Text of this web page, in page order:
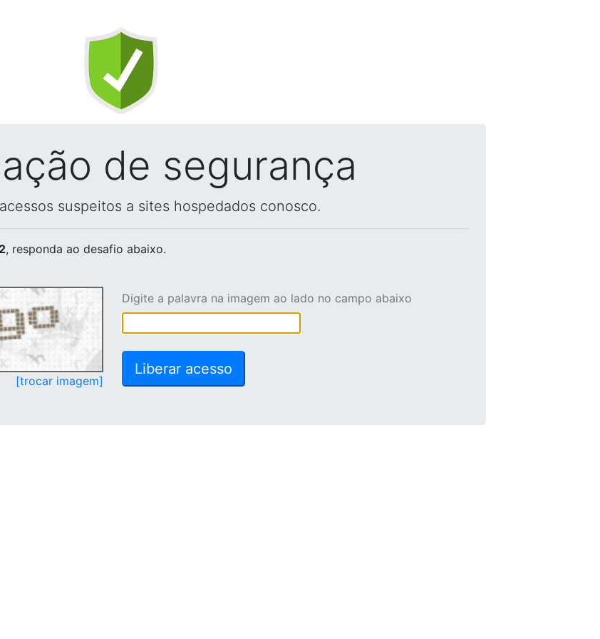
de segurança
suspeitos a sites hospedados conosco.
, responda ao desafio abaixo.
[trocar imagem]
Digite a palavra na imagem ao lado no campo abaixo